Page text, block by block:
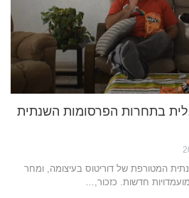
בתחרות הפרסומות השנתית
המטורפת של דוריטוס בעיצומה, ומחר
חדשות. כזכור,…